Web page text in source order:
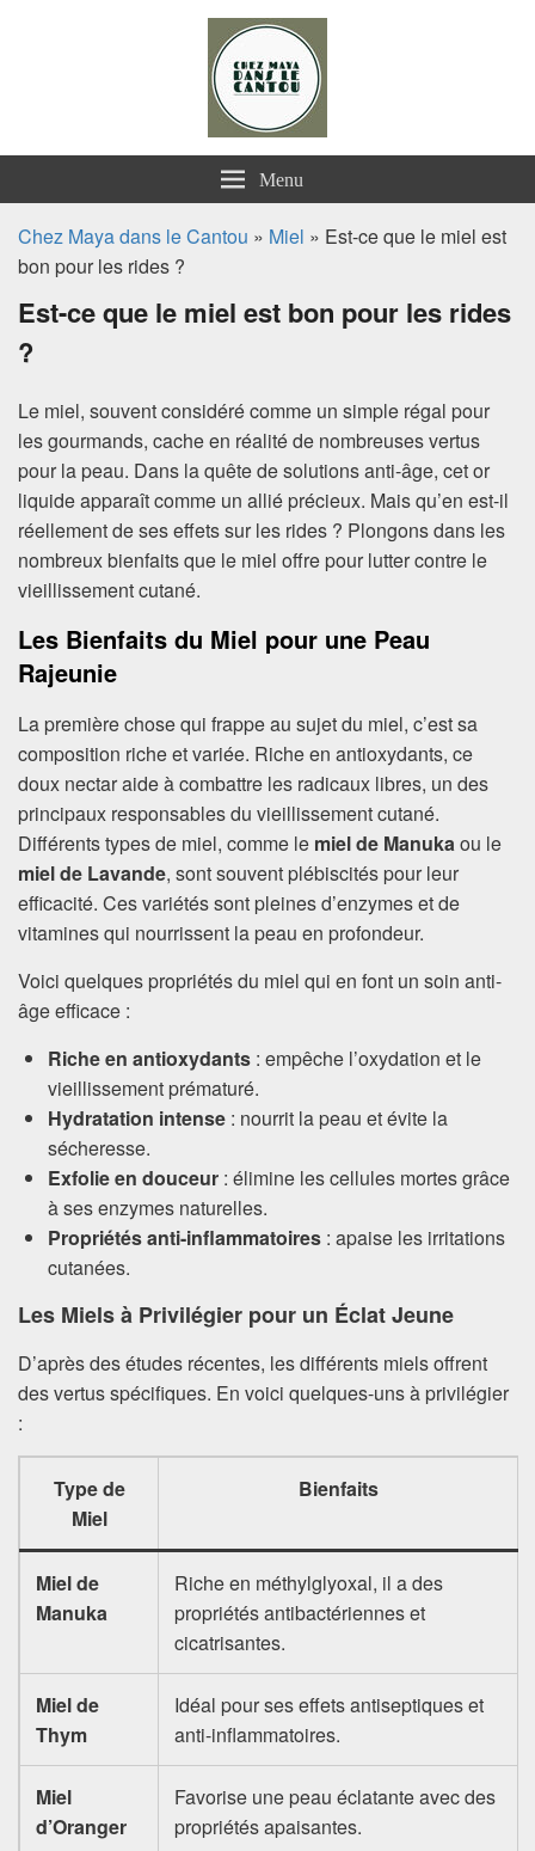
Chez Maya dans le Cantou
Menu
Chez Maya dans le Cantou » Miel » Est-ce que le miel est
bon pour les rides ?
Est-ce que le miel est bon pour les rides
?
Le miel, souvent considéré comme un simple régal pour
les gourmands, cache en réalité de nombreuses vertus
pour la peau. Dans la quête de solutions anti-âge, cet or
liquide apparaît comme un allié précieux. Mais qu’en est-il
réellement de ses effets sur les rides ? Plongons dans les
nombreux bienfaits que le miel offre pour lutter contre le
vieillissement cutané.
Les Bienfaits du Miel pour une Peau
Rajeunie
La première chose qui frappe au sujet du miel, c’est sa
composition riche et variée. Riche en antioxydants, ce
doux nectar aide à combattre les radicaux libres, un des
principaux responsables du vieillissement cutané.
Différents types de miel, comme le miel de Manukaou le
miel de Lavande, sont souvent plébiscités pour leur
efficacité. Ces variétés sont pleines d’enzymes et de
vitamines qui nourrissent la peau en profondeur.
Voici quelques propriétés du miel qui en font un soin anti-
âge efficace :
Riche en antioxydants : empêche l’oxydation et le
vieillissement prématuré.
Hydratation intense : nourrit la peau et évite la
sécheresse.
Exfolie en douceur : élimine les cellules mortes grâce
à ses enzymes naturelles.
Propriétés anti-inflammatoires : apaise les irritations
cutanées.
Les Miels à Privilégier pour un Éclat Jeune
D’après des études récentes, les différents miels offrent
des vertus spécifiques. En voici quelques-uns à privilégier
:
Type de
Miel
Bienfaits
Miel de
Manuka
Riche en méthylglyoxal, il a des
propriétés antibactériennes et
cicatrisantes.
Miel de
Thym
Idéal pour ses effets antiseptiques et
anti-inflammatoires.
Miel
d’Oranger
Favorise une peau éclatante avec des
propriétés apaisantes.